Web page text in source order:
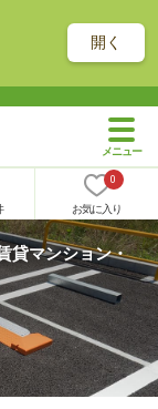
開く
0
お気に入り
貸マンション・